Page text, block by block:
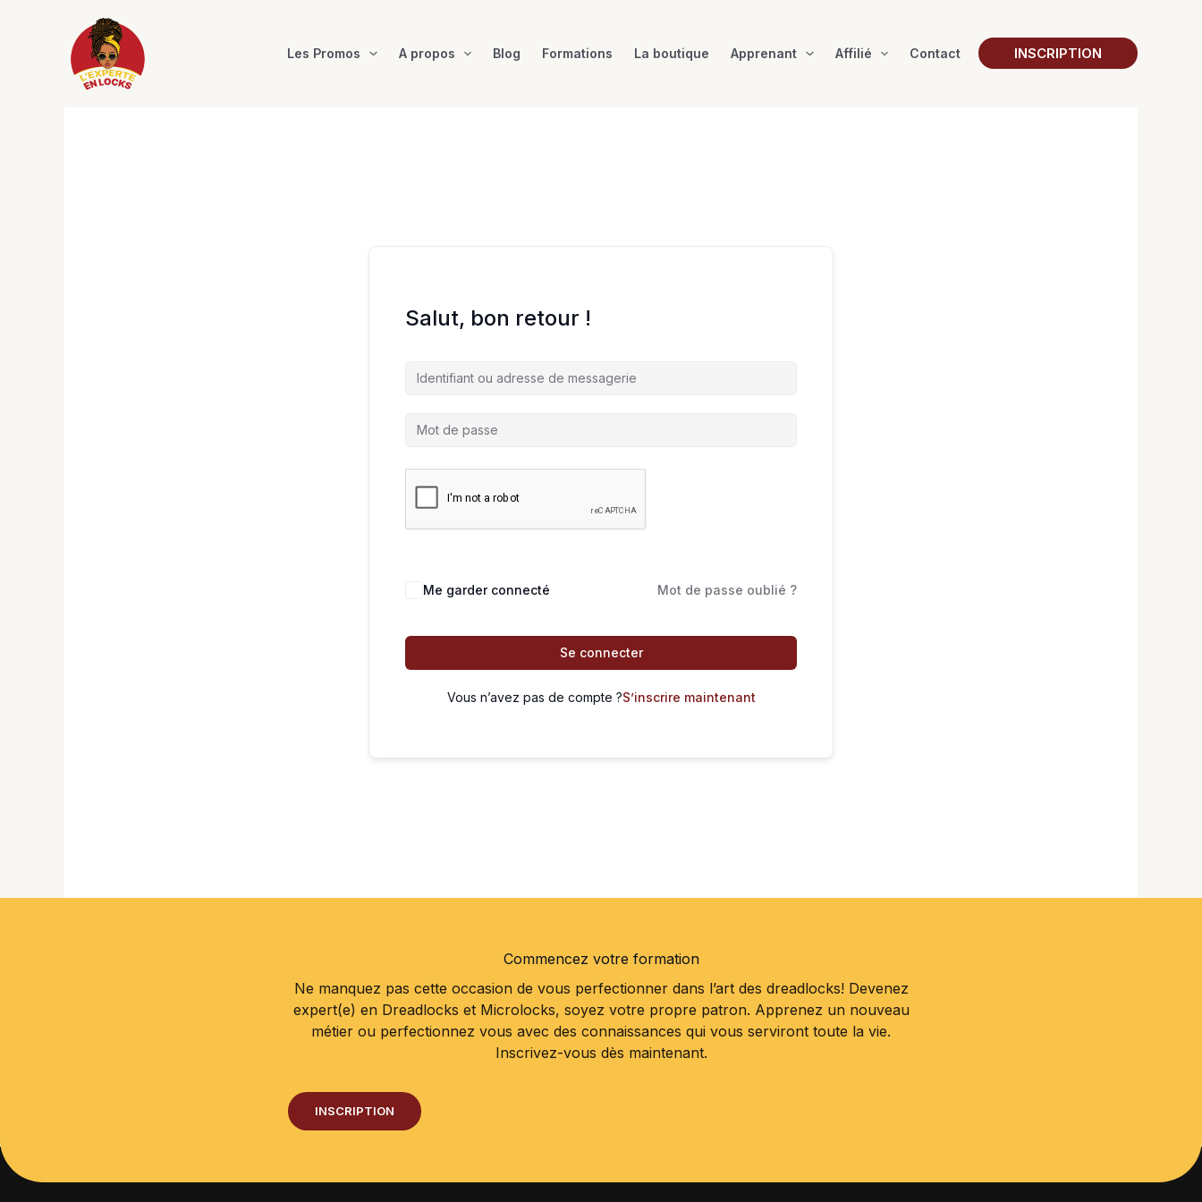
Les Promos A propos Blog Formations La boutique Apprenant Affilié Contact INSCRIPTION
Salut, bon retour !
Me garder connecté Mot de passe oublié ?
Se connecter
Vous n’avez pas de compte ?S’inscrire maintenant
Commencez votre formation
Ne manquez pas cette occasion de vous perfectionner dans l’art des dreadlocks! Devenez
expert(e) en Dreadlocks et Microlocks, soyez votre propre patron. Apprenez un nouveau
métier ou perfectionnez vous avec des connaissances qui vous serviront toute la vie.
Inscrivez-vous dès maintenant.
INSCRIPTION